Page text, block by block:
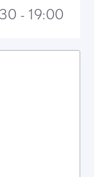
- 19:00